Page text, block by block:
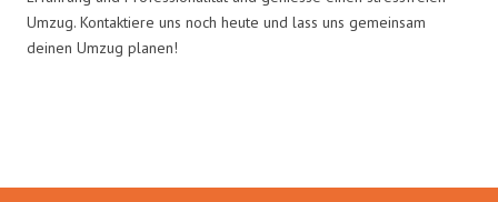
Umzug. Kontaktiere uns noch heute und lass uns gemeinsam
deinen Umzug planen!